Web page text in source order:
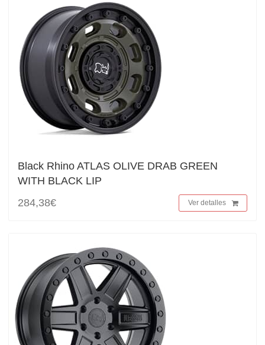
Black Rhino ATLAS OLIVE DRAB GREEN
WITH BLACK LIP
284,38€
Ver detalles